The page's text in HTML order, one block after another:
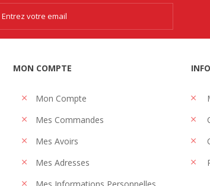
MON COMPTE
Mon Compte
Mes Commandes
Mes Avoirs
Mes Adresses